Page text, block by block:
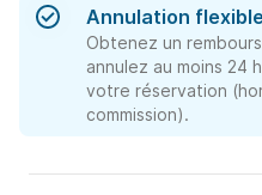
Annulation flexible
Obtenez un
annulez au moins 24
votre réservation
commission).